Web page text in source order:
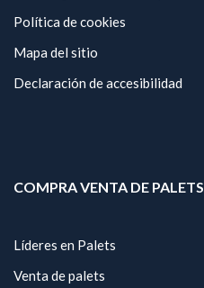
Política de cookies
Mapa del sitio
Declaración de accesibilidad
COMPRA VENTA DE PALETS
Líderes en Palets
Venta de palets